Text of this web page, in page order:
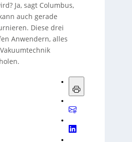
Ja, sagt Columbus,
auch gerade
Diese drei
Anwendern, alles